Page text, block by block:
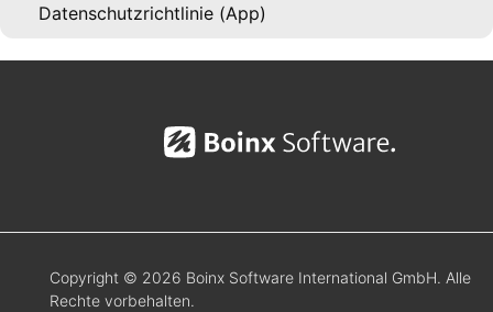
Datenschutzrichtlinie (App)
Copyright © 2026 Boinx Software International GmbH. Alle
Rechte vorbehalten.